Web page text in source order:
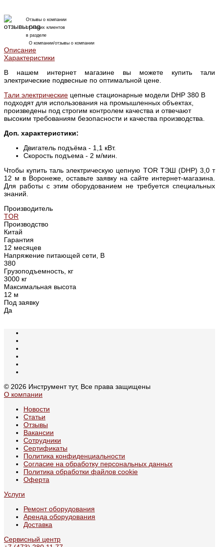
Отзывы о компании
от наших клиентов
в разделе
О компании/отзывы о компании
Описание
Характеристики
В нашем интернет магазине вы можете купить тали
электрические подвесные по оптимальной цене.
Тали электрические цепные стационарные модели DHP 380 В
подходят для использования на промышленных объектах,
произведены под строгим контролем качества и отвечают
высоким требованиям безопасности и качества производства.
Доп. характеристики:
Двигатель подъёма - 1,1 кВт.
Скорость подъема - 2 м/мин.
Чтобы купить таль электрическую цепную TOR ТЭШ (DHP) 3,0 т
12 м в Воронеже, оставьте заявку на сайте интернет-магазина.
Для работы с этим оборудованием не требуется специальных
знаний.
Производитель
TOR
Производство
Китай
Гарантия
12 месяцев
Напряжение питающей сети, В
380
Грузоподъемность, кг
3000 кг
Максимальная высота
12 м
Под заявку
Да
© 2026 Инструмент тут, Все права защищены
О компании
Новости
Статьи
Отзывы
Вакансии
Сотрудники
Сертификаты
Политика конфиденциальности
Согласие на обработку персональных данных
Политика обработки файлов cookie
Оферта
Услуги
Ремонт оборудования
Аренда оборудования
Доставка
Сервисный центр